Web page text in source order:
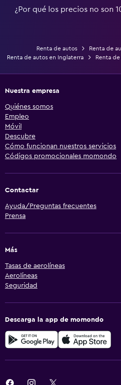
¿Por qué los precios no son
Renta de autos
Renta de
Renta de autos en Inglaterra
Renta
Nuestra empresa
Quiénes somos
Empleo
Móvil
Descubre
Cómo funcionan nuestros servicios
Códigos promocionales momondo
Contactar
Ayuda/Preguntas frecuentes
Prensa
Más
Tasas de aerolíneas
Aerolíneas
Seguridad
Descarga la app de momondo